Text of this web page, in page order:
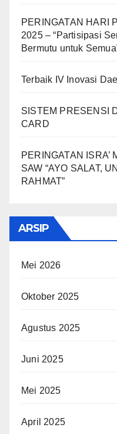
PERINGATAN HARI
2025 – “Partisipasi
Bermutu untuk
Terbaik IV Inovasi
SISTEM PRESENSI
CARD
PERINGATAN ISRA’
SAW “AYO SALAT,
RAHMAT”
ARSIP
Mei 2026
Oktober 2025
Agustus 2025
Juni 2025
Mei 2025
April 2025